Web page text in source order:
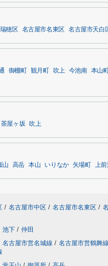
穂区 名古屋市名東区 名古屋市天白
御棚町 観月町 吹上 今池南 本山町
茶屋ヶ坂 吹上
山 高岳 本山 いりなか 矢場町 上
/ 名古屋市中区 / 名古屋市名東区 /
池下 / 仲田
名古屋市営名城線 / 名古屋市営鶴舞線